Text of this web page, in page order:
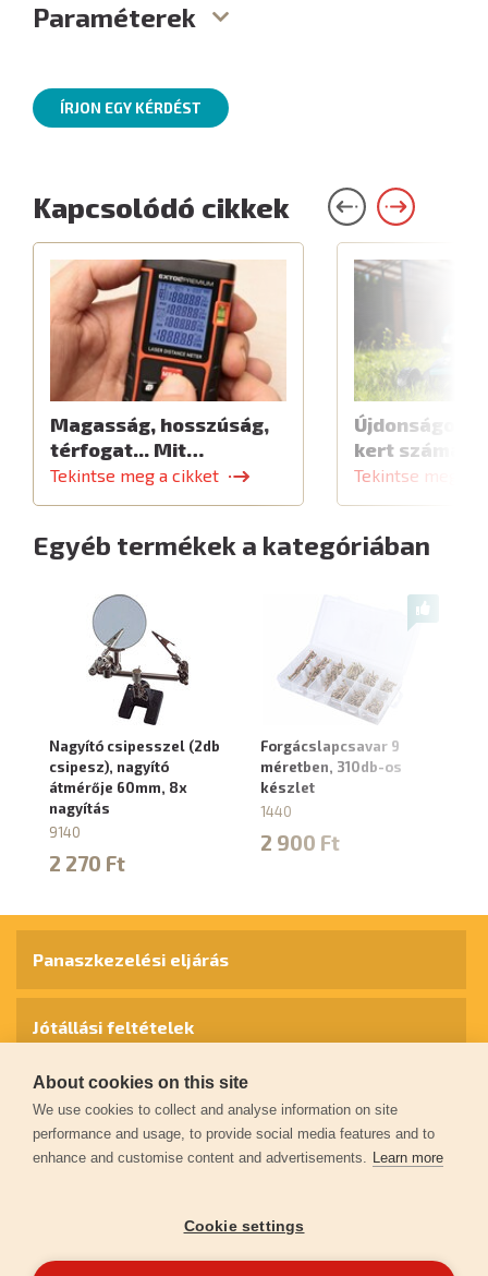
Paraméterek
ÍRJON EGY KÉRDÉST
Kapcsolódó cikkek
Magasság, hosszúság,
térfogat... Mit…
Tekintse meg a cikket
Újdonságok
kert számára
Tekintse meg a
Egyéb termékek a kategóriában
Nagyító csipesszel (2db
csipesz), nagyító
átmérője 60mm, 8x
nagyítás
9140
2 270 Ft
Forgácslapcsavar 9
méretben, 310db-os
készlet
1440
2 900 Ft
Panaszkezelési eljárás
Jótállási feltételek
Személyes adatok védelme
Kapcsolat
Garancia regisztráció
About cookies on this site
We use cookies to collect and analyse information on site
performance and usage, to provide social media features and to
enhance and customise content and advertisements. Learn more
Cookie settings